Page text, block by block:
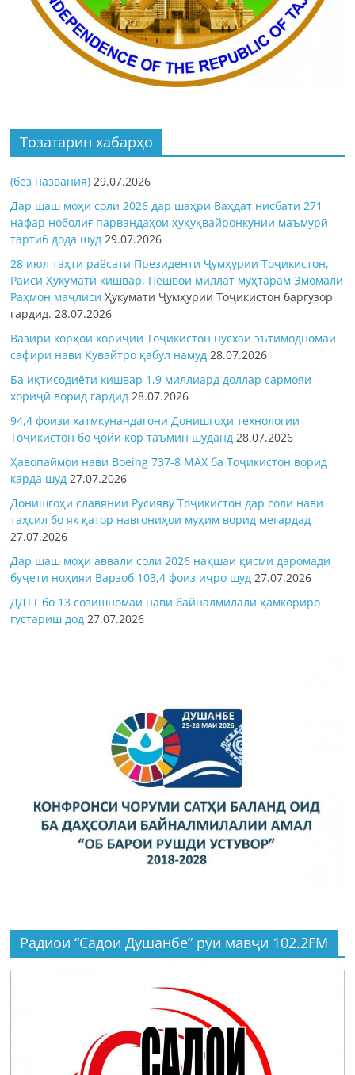
Тозатарин хабарҳо
(без названия) 29.07.2026
Дар шаш моҳи соли 2026 дар шаҳри Ваҳдат нисбати 271
нафар ноболиғ парвандаҳои ҳуқуқвайронкунии маъмурӣ
тартиб дода шуд 29.07.2026
28 июл таҳти раёсати Президенти Ҷумҳурии Тоҷикистон,
Раиси Ҳукумати кишвар, Пешвои миллат муҳтарам Эмомалӣ
Раҳмон маҷлисиҲукумати Ҷумҳурии Тоҷикистон баргузор
гардид.28.07.2026
Вазири корҳои хориҷии Тоҷикистон нусхаи эътимодномаи
сафири нави Кувайтро қабул намуд 28.07.2026
Ба иқтисодиёти кишвар 1,9 миллиард доллар сармояи
хориҷӣ ворид гардид 28.07.2026
94,4 фоизи хатмкунандагони Донишгоҳи технологии
Тоҷикистон бо ҷойи кор таъмин шуданд 28.07.2026
Ҳавопаймои нави Boeing 737-8 MAX ба Тоҷикистон ворид
карда шуд 27.07.2026
Донишгоҳи славянии Русияву Тоҷикистон дар соли нави
таҳсил бо як қатор навгониҳои муҳим ворид мегардад
27.07.2026
Дар шаш моҳи аввали соли 2026 нақшаи қисми даромади
буҷети ноҳияи Варзоб 103,4 фоиз иҷро шуд 27.07.2026
ДДТТ бо 13 созишномаи нави байналмилалӣ ҳамкориро
густариш дод 27.07.2026
Радиои “Садои Душанбе” рӯи мавҷи 102.2FM